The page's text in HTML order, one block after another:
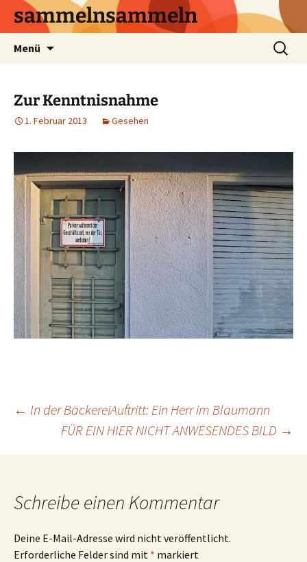
sammelnsammeln
Menü
Suchen
nach:
Zur Kenntnisnahme
1. Februar 2013 Gesehen
Beitrags-
Navigation
← In der BäckereiAuftritt: Ein Herr im Blaumann
FÜR EIN HIER NICHT ANWESENDES BILD →
Schreibe einen Kommentar
Deine E-Mail-Adresse wird nicht veröffentlicht.
Erforderliche Felder sind mit * markiert